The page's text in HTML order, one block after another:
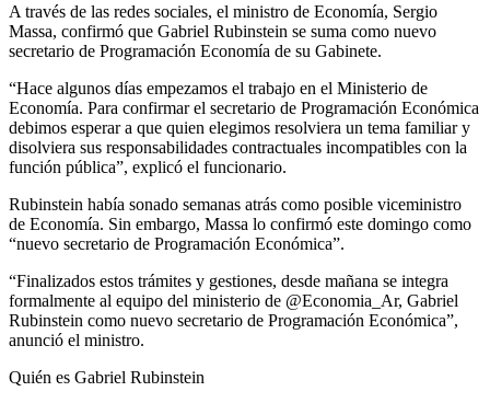
A través de las redes sociales, el ministro de Economía, Sergio
Massa, confirmó que Gabriel Rubinstein se suma como nuevo
secretario de Programación Economía de su Gabinete.
“Hace algunos días empezamos el trabajo en el Ministerio de
Economía. Para confirmar el secretario de Programación Económica
debimos esperar a que quien elegimos resolviera un tema familiar y
disolviera sus responsabilidades contractuales incompatibles con la
función pública”, explicó el funcionario.
Rubinstein había sonado semanas atrás como posible viceministro
de Economía. Sin embargo, Massa lo confirmó este domingo como
“nuevo secretario de Programación Económica”.
“Finalizados estos trámites y gestiones, desde mañana se integra
formalmente al equipo del ministerio de @Economia_Ar, Gabriel
Rubinstein como nuevo secretario de Programación Económica”,
anunció el ministro.
Quién es Gabriel Rubinstein